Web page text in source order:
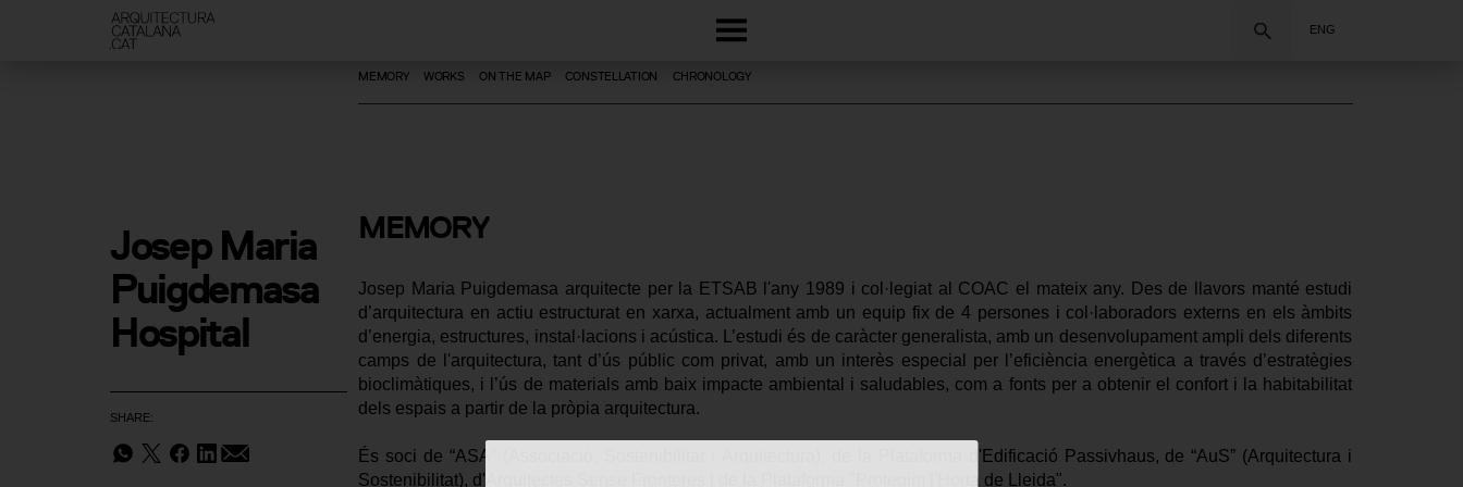
ENG
SHARE:
Josep Maria
Puigdemasa
Hospital
MEMORY WORKS ON THE MAP CONSTELLATION CHRONOLOGY
MEMORY
Josep Maria Puigdemasa arquitecte per la ETSAB l'any 1989 i col·legiat al COAC el mateix any. Des de llavors manté estudi
d’arquitectura en actiu estructurat en xarxa, actualment amb un equip fix de 4 persones i col·laboradors externs en els àmbits
d’energia, estructures, instal·lacions i acústica. L’estudi és de caràcter generalista, amb un desenvolupament ampli dels diferents
camps de l'arquitectura, tant d’ús públic com privat, amb un interès especial per l’eficiència energètica a través d’estratègies
bioclimàtiques, i l’ús de materials amb baix impacte ambiental i saludables, com a fonts per a obtenir el confort i la habitabilitat
dels espais a partir de la pròpia arquitectura.
És soci de “ASA” (Associació, Sostenibilitat i Arquitectura), de la Plataforma d'Edificació Passivhaus, de “AuS” (Arquitectura i
Sostenibilitat), d'Arquitectes Sense Fronteres i de la Plataforma "Protegim l'Horta de Lleida".